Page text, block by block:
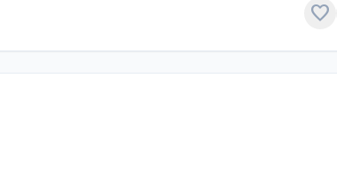
favorite